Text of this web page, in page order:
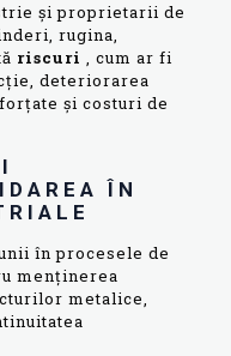
și proprietarii de
rugina,
riscuri , cum ar fi
deteriorarea
și costuri de
ÎN
în procesele de
menținerea
metalice,